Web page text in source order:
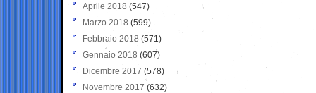
Aprile 2018 (547)
Marzo 2018 (599)
Febbraio 2018 (571)
Gennaio 2018 (607)
Dicembre 2017 (578)
Novembre 2017 (632)